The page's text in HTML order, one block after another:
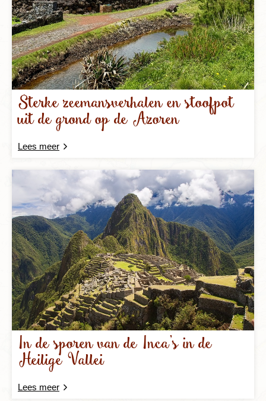
Sterke zeemansverhalen en stoofpot
uit de grond op de Azoren
Lees meer
In de sporen van de Inca’s in de
Heilige Vallei
Lees meer